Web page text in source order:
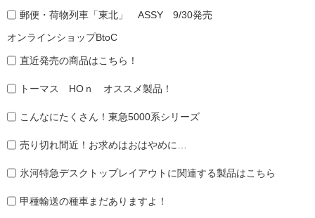
郵便・荷物列車「東北」 ASSY 9/30発売
オンラインショップBtoC
直近発売の商品はこちら！
トーマス HOｎ オススメ製品！
こんなにたくさん！東急5000系シリーズ
売り切れ間近！お求めはおはやめに…
氷河特急デスクトップレイアウトに関連する製品はこちら
甲種輸送の種車まだありますよ！